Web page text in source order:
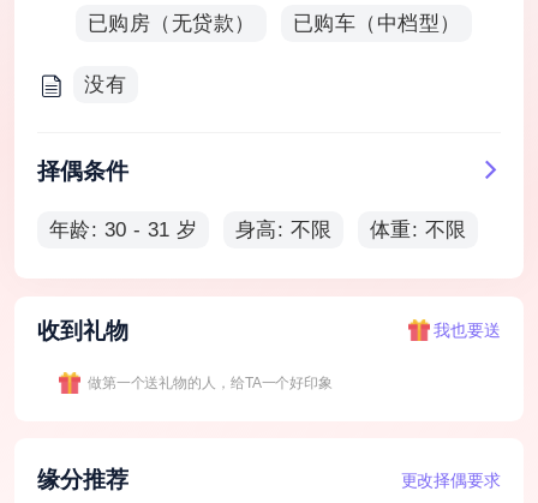
已购房（无贷款）
已购车（中档型）
没有
择偶条件
年龄: 30 - 31 岁 身高: 不限 体重: 不限
收到礼物 我也要送
做第一个送礼物的人，给TA一个好印象
缘分推荐 更改择偶要求